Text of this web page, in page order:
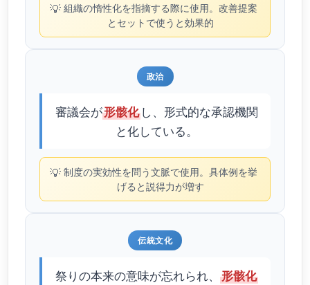
💡 組織の惰性化を指摘する際に使用。改善提案
とセットで使うと効果的
政治
審議会が形骸化し、形式的な承認機関
と化している。
💡 制度の実効性を問う文脈で使用。具体例を挙
げると説得力が増す
伝統文化
祭りの本来の意味が忘れられ、 形骸化